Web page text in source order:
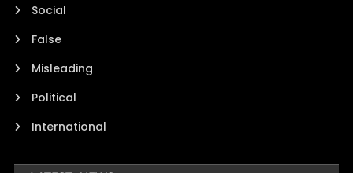
Social
False
Misleading
Political
International